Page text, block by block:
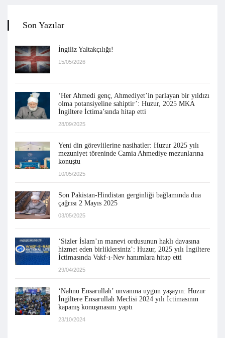
Son Yazılar
İngiliz Yaltakçılığı!
15/05/2026
‘Her Ahmedi genç, Ahmediyet’in parlayan bir yıldızı
olma potansiyeline sahiptir’: Huzur, 2025 MKA
İngiltere İctima’sında hitap etti
28/09/2025
Yeni din görevlilerine nasihatler: Huzur 2025 yılı
mezuniyet töreninde Camia Ahmediye mezunlarına
konuştu
10/05/2025
Son Pakistan-Hindistan gerginliği bağlamında dua
çağrısı 2 Mayıs 2025
03/05/2025
‘Sizler İslam’ın manevi ordusunun haklı davasına
hizmet eden birliklersiniz’: Huzur, 2025 yılı İngiltere
İctimasında Vakf-ı-Nev hanımlara hitap etti
29/04/2025
‘Nahnu Ensarullah’ unvanına uygun yaşayın: Huzur
İngiltere Ensarullah Meclisi 2024 yılı İctimasının
kapanış konuşmasını yaptı
23/10/2024